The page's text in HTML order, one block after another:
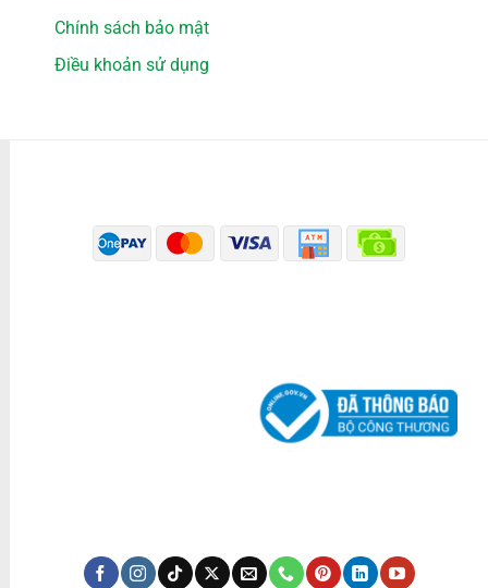
Chính sách bảo mật
Điều khoản sử dụng